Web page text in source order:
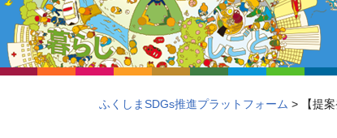
ふくしまSDGs推進プラットフォーム > 【提